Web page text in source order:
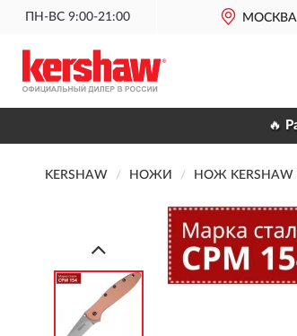
ПН-ВС 9:00-21:00 МОСКВА
🔥
KERSHAW НОЖИ НОЖ KERSHAW